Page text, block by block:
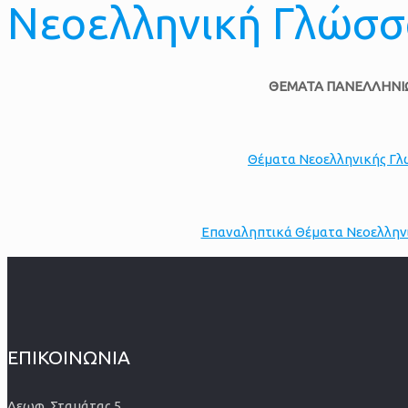
Νεοελληνική
ΘΕΜΑΤΑ
Θέματα Νεοελληνικής
Επαναληπτικά Θέματα
ΕΠΙΚΟΙΝΩΝΙΑ